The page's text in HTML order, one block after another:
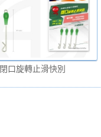
閉口旋轉止滑快別